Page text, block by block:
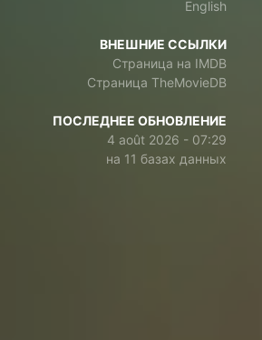
English
ВНЕШНИЕ ССЫЛКИ
Страница на IMDB
Страница TheMovieDB
ПОСЛЕДНЕЕ ОБНОВЛЕНИЕ
4 août 2026 - 07:29
на 11 базах данных